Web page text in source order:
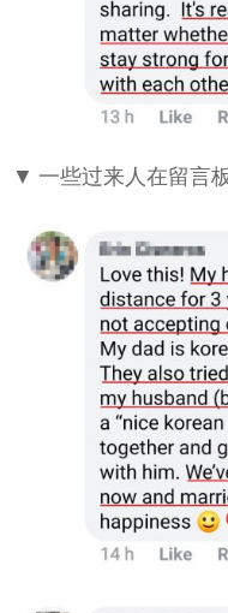
▼ 一些过来人在留言